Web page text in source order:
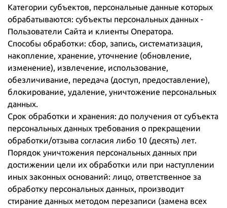
Категории субъектов, персональные данные которых
обрабатываются: субъекты персональных данных -
Пользователи Сайта и клиенты Оператора.
Способы обработки: сбор, запись, систематизация,
накопление, хранение, уточнение (обновление,
изменение), извлечение, использование,
обезличивание, передача (доступ, предоставление),
блокирование, удаление, уничтожение персональных
данных.
Срок обработки и хранения: до получения от субъекта
персональных данных требования о прекращении
обработки/отзыва согласия либо 10 (десять) лет.
Порядок уничтожения персональных данных при
достижении цели их обработки или при наступлении
иных законных оснований: лицо, ответственное за
обработку персональных данных, производит
стирание данных методом перезаписи (замена всех